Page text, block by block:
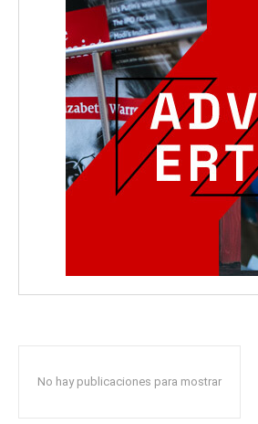
No hay publicaciones para mostrar